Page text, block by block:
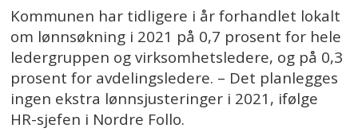
Kommunen har tidligere i år forhandlet lokalt
om lønnsøkning i 2021 på 0,7 prosent for hele
ledergruppen og virksomhetsledere, og på 0,3
prosent for avdelingsledere. – Det planlegges
ingen ekstra lønnsjusteringer i 2021, ifølge
HR-sjefen i Nordre Follo.